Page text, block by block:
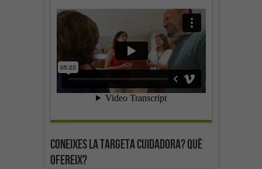
Coneixes la targeta cuidadora? Què
ofereix?